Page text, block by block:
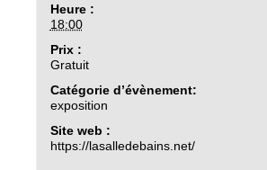
Heure :
18:00
Prix :
Gratuit
Catégorie d’évènement:
exposition
Site web :
https://lasalledebains.net/